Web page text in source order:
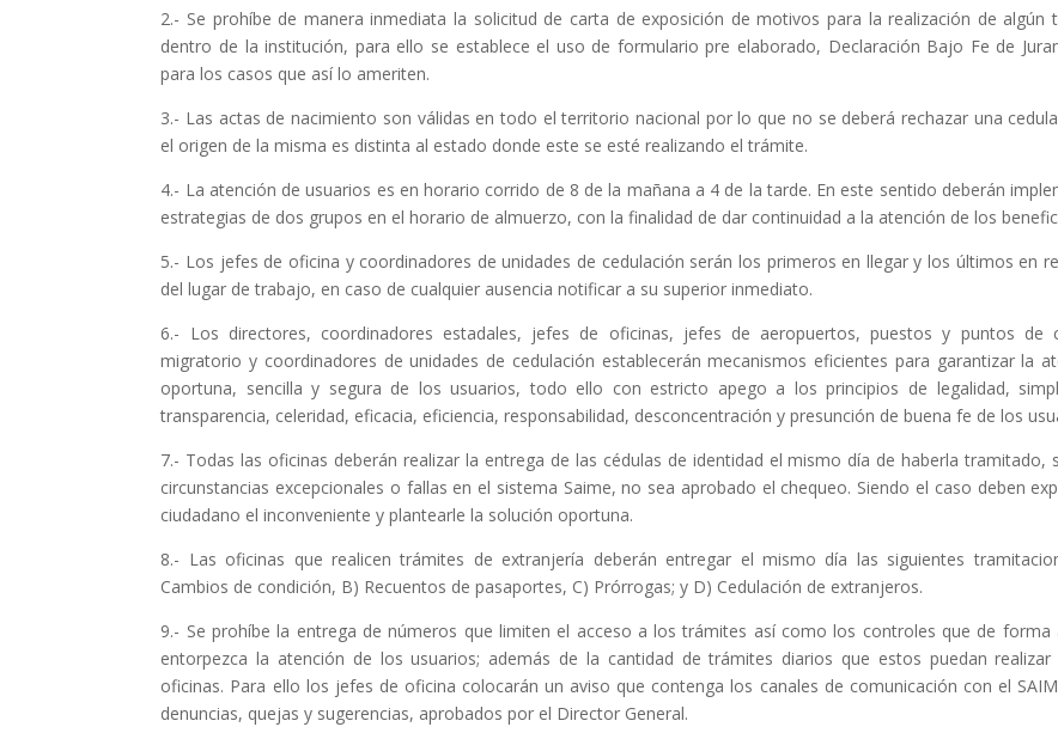
2.- Se prohíbe de manera inmediata la solicitud de carta de exposición de motivos para la realización de algún
dentro de la institución, para ello se establece el uso de formulario pre elaborado, Declaración Bajo Fe de
para los casos que así lo ameriten.
3.- Las actas de nacimiento son válidas en todo el territorio nacional por lo que no se deberá rechazar una
el origen de la misma es distinta al estado donde este se esté realizando el trámite.
4.- La atención de usuarios es en horario corrido de 8 de la mañana a 4 de la tarde. En este sentido deberán
estrategias de dos grupos en el horario de almuerzo, con la finalidad de dar continuidad a la atención de los
5.- Los jefes de oficina y coordinadores de unidades de cedulación serán los primeros en llegar y los últimos en
del lugar de trabajo, en caso de cualquier ausencia notificar a su superior inmediato.
6.- Los directores, coordinadores estadales, jefes de oficinas, jefes de aeropuertos, puestos y puntos de
migratorio y coordinadores de unidades de cedulación establecerán mecanismos eficientes para garantizar la
oportuna, sencilla y segura de los usuarios, todo ello con estricto apego a los principios de legalidad,
transparencia, celeridad, eficacia, eficiencia, responsabilidad, desconcentración y presunción de buena fe de los
7.- Todas las oficinas deberán realizar la entrega de las cédulas de identidad el mismo día de haberla tramitado,
circunstancias excepcionales o fallas en el sistema Saime, no sea aprobado el chequeo. Siendo el caso deben
ciudadano el inconveniente y plantearle la solución oportuna.
8.- Las oficinas que realicen trámites de extranjería deberán entregar el mismo día las siguientes
Cambios de condición, B) Recuentos de pasaportes, C) Prórrogas; y D) Cedulación de extranjeros.
9.- Se prohíbe la entrega de números que limiten el acceso a los trámites así como los controles que de forma
entorpezca la atención de los usuarios; además de la cantidad de trámites diarios que estos puedan realizar
oficinas. Para ello los jefes de oficina colocarán un aviso que contenga los canales de comunicación con el
denuncias, quejas y sugerencias, aprobados por el Director General.